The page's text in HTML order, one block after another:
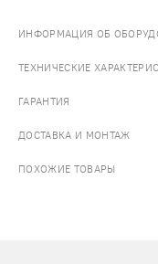
ИНФОРМАЦИЯ ОБ
ТЕХНИЧЕСКИЕ
ГАРАНТИЯ
ДОСТАВКА И МОНТАЖ
ПОХОЖИЕ ТОВАРЫ